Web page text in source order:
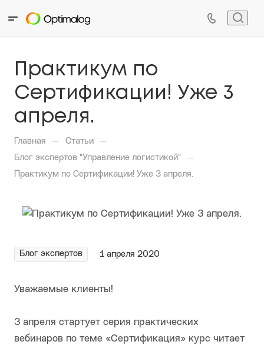
Практикум по
Сертификации! Уже 3
апреля.
Главная — Статьи —
Блог экспертов "Управление логистикой" —
Практикум по Сертификации! Уже 3 апреля.
Блог экспертов 1 апреля 2020
Уважаемые клиенты!
3 апреля стартует серия практических
вебинаров по теме «Сертификация» курс читает